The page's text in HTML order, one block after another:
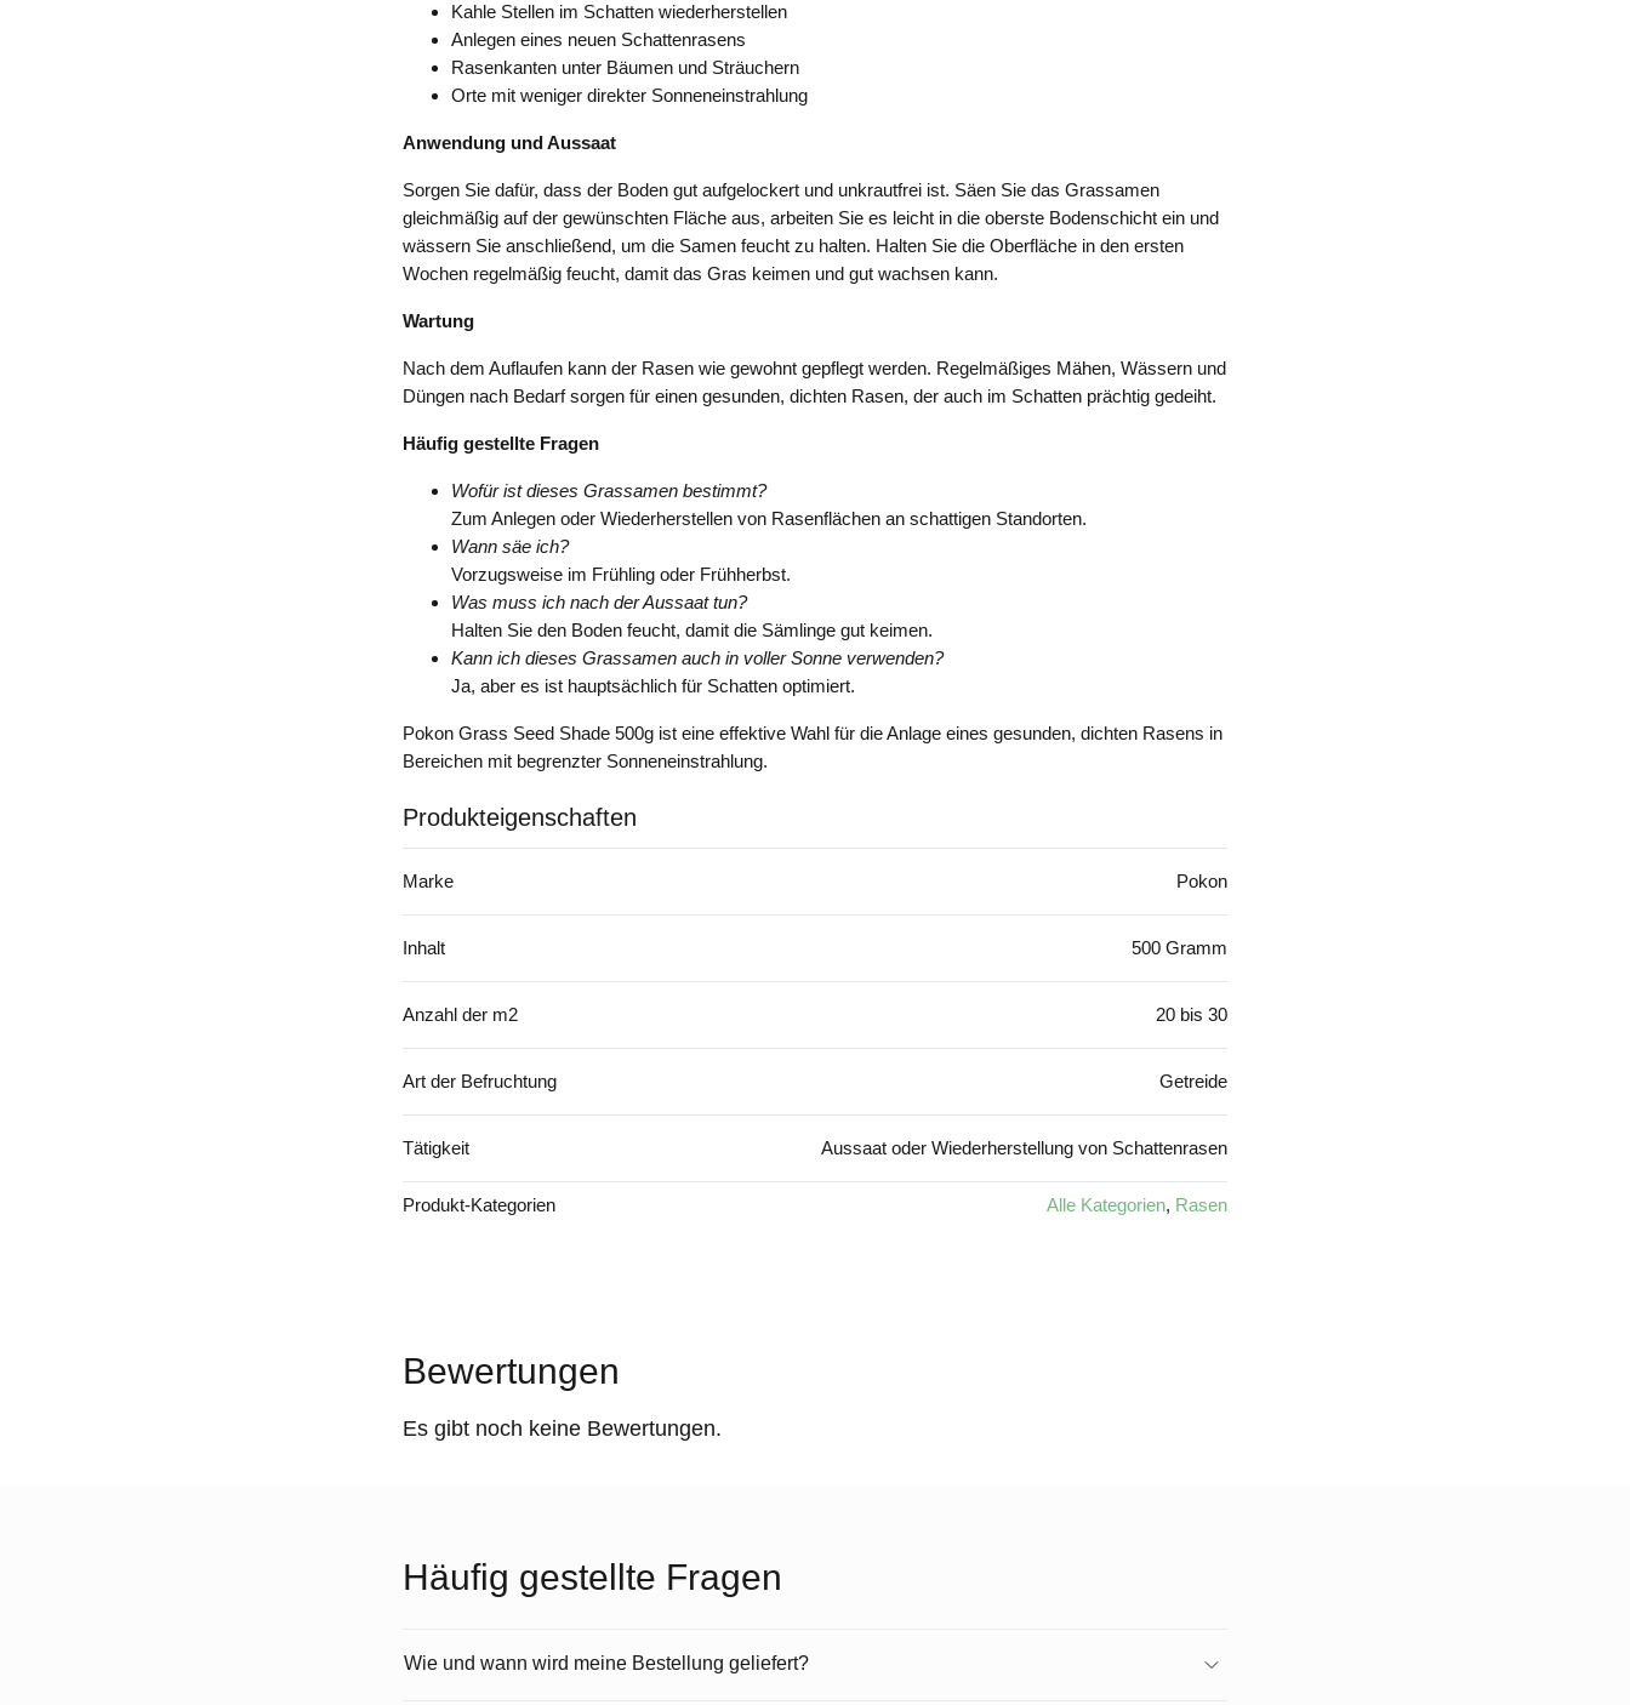
Kahle Stellen im Schatten wiederherstellen
Anlegen eines neuen Schattenrasens
Rasenkanten unter Bäumen und Sträuchern
Orte mit weniger direkter Sonneneinstrahlung
Anwendung und Aussaat
Sorgen Sie dafür, dass der Boden gut aufgelockert und unkrautfrei ist. Säen Sie das Grassamen
gleichmäßig auf der gewünschten Fläche aus, arbeiten Sie es leicht in die oberste Bodenschicht ein und
wässern Sie anschließend, um die Samen feucht zu halten. Halten Sie die Oberfläche in den ersten
Wochen regelmäßig feucht, damit das Gras keimen und gut wachsen kann.
Wartung
Nach dem Auflaufen kann der Rasen wie gewohnt gepflegt werden. Regelmäßiges Mähen, Wässern und
Düngen nach Bedarf sorgen für einen gesunden, dichten Rasen, der auch im Schatten prächtig gedeiht.
Häufig gestellte Fragen
Wofür ist dieses Grassamen bestimmt?
Zum Anlegen oder Wiederherstellen von Rasenflächen an schattigen Standorten.
Wann säe ich?
Vorzugsweise im Frühling oder Frühherbst.
Was muss ich nach der Aussaat tun?
Halten Sie den Boden feucht, damit die Sämlinge gut keimen.
Kann ich dieses Grassamen auch in voller Sonne verwenden?
Ja, aber es ist hauptsächlich für Schatten optimiert.
Pokon Grass Seed Shade 500g ist eine effektive Wahl für die Anlage eines gesunden, dichten Rasens in
Bereichen mit begrenzter Sonneneinstrahlung.
Produkteigenschaften
Marke Pokon
Inhalt 500 Gramm
Anzahl der m2 20 bis 30
Art der Befruchtung Getreide
Tätigkeit Aussaat oder Wiederherstellung von Schattenrasen
Produkt-Kategorien Alle Kategorien, Rasen
Bewertungen
Es gibt noch keine Bewertungen.
Häufig gestellte Fragen
Wie und wann wird meine Bestellung geliefert?